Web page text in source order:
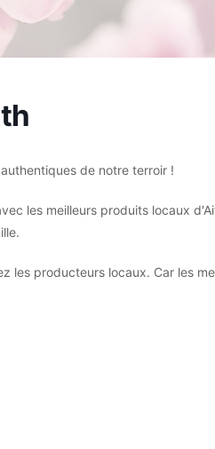
de notre terroir !
les meilleurs produits locaux
les producteurs locaux. Car les